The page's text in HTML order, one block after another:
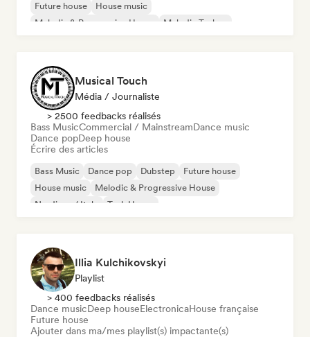
Future house
House music
Melodic & Progressive House
Melodic Techno
Musical Touch
Média / Journaliste
> 2500 feedbacks réalisés
Bass MusicCommercial / MainstreamDance music
Dance popDeep house
Écrire des articles
Bass Music Dance pop Dubstep
Future house
House music
Melodic & Progressive House
Nu-disco / Italo
Tech House
Illia Kulchikovskyi
Playlist
> 400 feedbacks réalisés
Dance musicDeep houseElectronicaHouse française
Future house
Ajouter dans ma/mes playlist(s) impactante(s)